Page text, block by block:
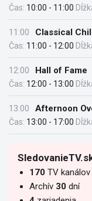
Čas: 10:00 - 11:00
11:00 Classical
Čas: 11:00 - 12:00
12:00 Hall of Fame
Čas: 12:00 - 13:00
13:00 Afternoon
Čas: 13:00 - 17:00
170 TV kanálov
Archív 30 dní